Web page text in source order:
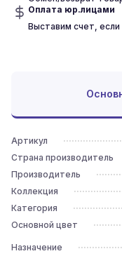
Оплата юр.лицами
Выставим счет,
Артикул
Страна производитель
Производитель
Коллекция
Категория
Основной цвет
Назначение